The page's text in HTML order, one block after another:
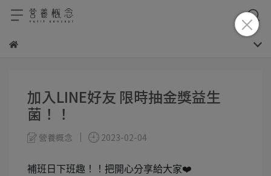
加入LINE好友 限時抽金獎益生
菌！！
營養概念 2023-02-04
補班日下班趣！！把開心分享給大家❤️